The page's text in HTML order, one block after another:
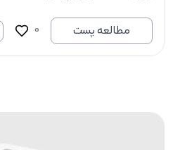
مطالعه پست
0